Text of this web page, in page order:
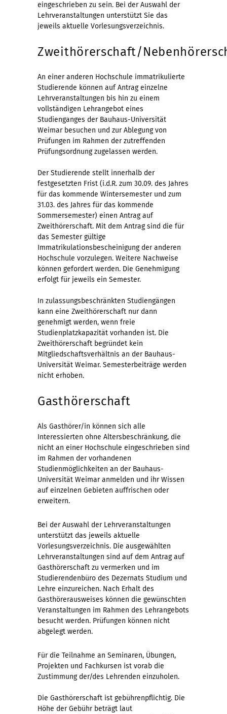
eingeschrieben zu sein. Bei der Auswahl der
Lehrveranstaltungen unterstützt Sie das
jeweils aktuelle Vorlesungsverzeichnis.
Zweithörerschaft/
An einer anderen Hochschule immatrikulierte
Studierende können auf Antrag einzelne
Lehrveranstaltungen bis hin zu einem
vollständigen Lehrangebot eines
Studienganges der Bauhaus-Universität
Weimar besuchen und zur Ablegung von
Prüfungen im Rahmen der zutreffenden
Prüfungsordnung zugelassen werden.
Der Studierende stellt innerhalb der
festgesetzten Frist (i.d.R. zum 30.09. des Jahres
für das kommende Wintersemester und zum
31.03. des Jahres für das kommende
Sommersemester) einen Antrag auf
Zweithörerschaft. Mit dem Antrag sind die für
das Semester gültige
Immatrikulationsbescheinigung der anderen
Hochschule vorzulegen. Weitere Nachweise
können gefordert werden. Die Genehmigung
erfolgt für jeweils ein Semester.
In zulassungsbeschränkten Studiengängen
kann eine Zweithörerschaft nur dann
genehmigt werden, wenn freie
Studienplatzkapazität vorhanden ist. Die
Zweithörerschaft begründet kein
Mitgliedschaftsverhältnis an der Bauhaus-
Universität Weimar. Semesterbeiträge werden
nicht erhoben.
Gasthörerschaft
Als Gasthörer/in können sich alle
Interessierten ohne Altersbeschränkung, die
nicht an einer Hochschule eingeschrieben sind
im Rahmen der vorhandenen
Studienmöglichkeiten an der Bauhaus-
Universität Weimar anmelden und ihr Wissen
auf einzelnen Gebieten auffrischen oder
erweitern.
Bei der Auswahl der Lehrveranstaltungen
unterstützt das jeweils aktuelle
Vorlesungsverzeichnis. Die ausgewählten
Lehrveranstaltungen sind auf dem Antrag auf
Gasthörerschaft zu vermerken und im
Studierendenbüro des Dezernats Studium und
Lehre einzureichen. Nach Erhalt des
Gasthörerausweises können die gewünschten
Veranstaltungen im Rahmen des Lehrangebots
besucht werden. Prüfungen können nicht
abgelegt werden.
Für die Teilnahme an Seminaren, Übungen,
Projekten und Fachkursen ist vorab die
Zustimmung der/des Lehrenden einzuholen.
Die Gasthörerschaft ist gebührenpflichtig. Die
Höhe der Gebühr beträgt laut